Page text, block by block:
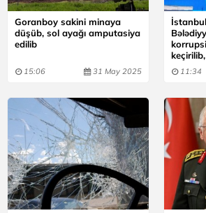
Goranboy sakini minaya
düşüb, sol ayağı amputasiya
edilib
15:06 31 May 2025 11:34